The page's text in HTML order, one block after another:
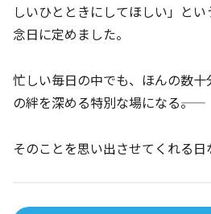
しいひとときにしてほしい」と
念日に定めました。
忙しい毎日の中でも、ほんの数
の絆を深める特別な場になる――。
そのことを思い出させてくれる